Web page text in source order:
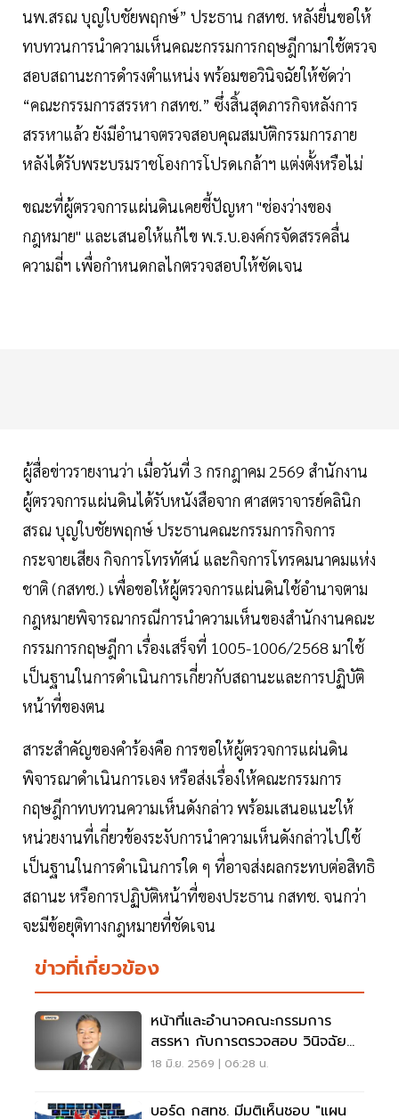
นพ.สรณ บุญใบชัยพฤกษ์” ประธาน กสทช. หลังยื่นขอให้
ทบทวนการนำความเห็นคณะกรรมการกฤษฎีกามาใช้ตรวจ
สอบสถานะการดำรงตำแหน่ง พร้อมขอวินิจฉัยให้ชัดว่า
“คณะกรรมการสรรหา กสทช.” ซึ่งสิ้นสุดภารกิจหลังการ
สรรหาแล้ว ยังมีอำนาจตรวจสอบคุณสมบัติกรรมการภาย
หลังได้รับพระบรมราชโองการโปรดเกล้าฯ แต่งตั้งหรือไม่
ขณะที่ผู้ตรวจการแผ่นดินเคยชี้ปัญหา "ช่องว่างของ
กฎหมาย" และเสนอให้แก้ไข พ.ร.บ.องค์กรจัดสรรคลื่น
ความถี่ฯ เพื่อกำหนดกลไกตรวจสอบให้ชัดเจน
ผู้สื่อข่าวรายงานว่า เมื่อวันที่ 3 กรกฎาคม 2569 สำนักงาน
ผู้ตรวจการแผ่นดินได้รับหนังสือจาก ศาสตราจารย์คลินิก
สรณ บุญใบชัยพฤกษ์ ประธานคณะกรรมการกิจการ
กระจายเสียง กิจการโทรทัศน์ และกิจการโทรคมนาคมแห่ง
ชาติ (กสทช.) เพื่อขอให้ผู้ตรวจการแผ่นดินใช้อำนาจตาม
กฎหมายพิจารณากรณีการนำความเห็นของสำนักงานคณะ
กรรมการกฤษฎีกา เรื่องเสร็จที่ 1005-1006/2568 มาใช้
เป็นฐานในการดำเนินการเกี่ยวกับสถานะและการปฏิบัติ
หน้าที่ของตน
สาระสำคัญของคำร้องคือ การขอให้ผู้ตรวจการแผ่นดิน
พิจารณาดำเนินการเอง หรือส่งเรื่องให้คณะกรรมการ
กฤษฎีกาทบทวนความเห็นดังกล่าว พร้อมเสนอแนะให้
หน่วยงานที่เกี่ยวข้องระงับการนำความเห็นดังกล่าวไปใช้
เป็นฐานในการดำเนินการใด ๆ ที่อาจส่งผลกระทบต่อสิทธิ
สถานะ หรือการปฏิบัติหน้าที่ของประธาน กสทช. จนกว่า
จะมีข้อยุติทางกฎหมายที่ชัดเจน
ข่าวที่เกี่ยวข้อง
หน้าที่และอำนาจคณะกรรมการ
สรรหา กับการตรวจสอบ วินิจฉัย
คุณสมบัติ ประธาน กสทช.
18 มิ.ย. 2569 | 06:28 น.
บอร์ด กสทช. มีมติเห็นชอบ "แผน